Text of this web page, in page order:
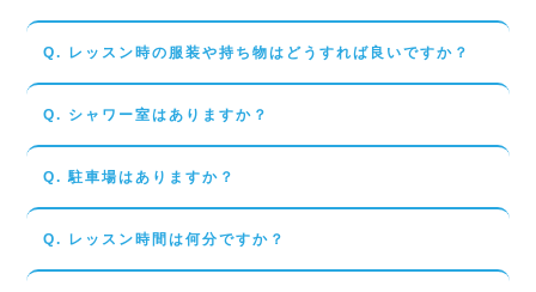
Q. レッスン時の服装や持ち物はどうすれば良いですか？
Q. シャワー室はありますか？
Q. 駐車場はありますか？
Q. レッスン時間は何分ですか？